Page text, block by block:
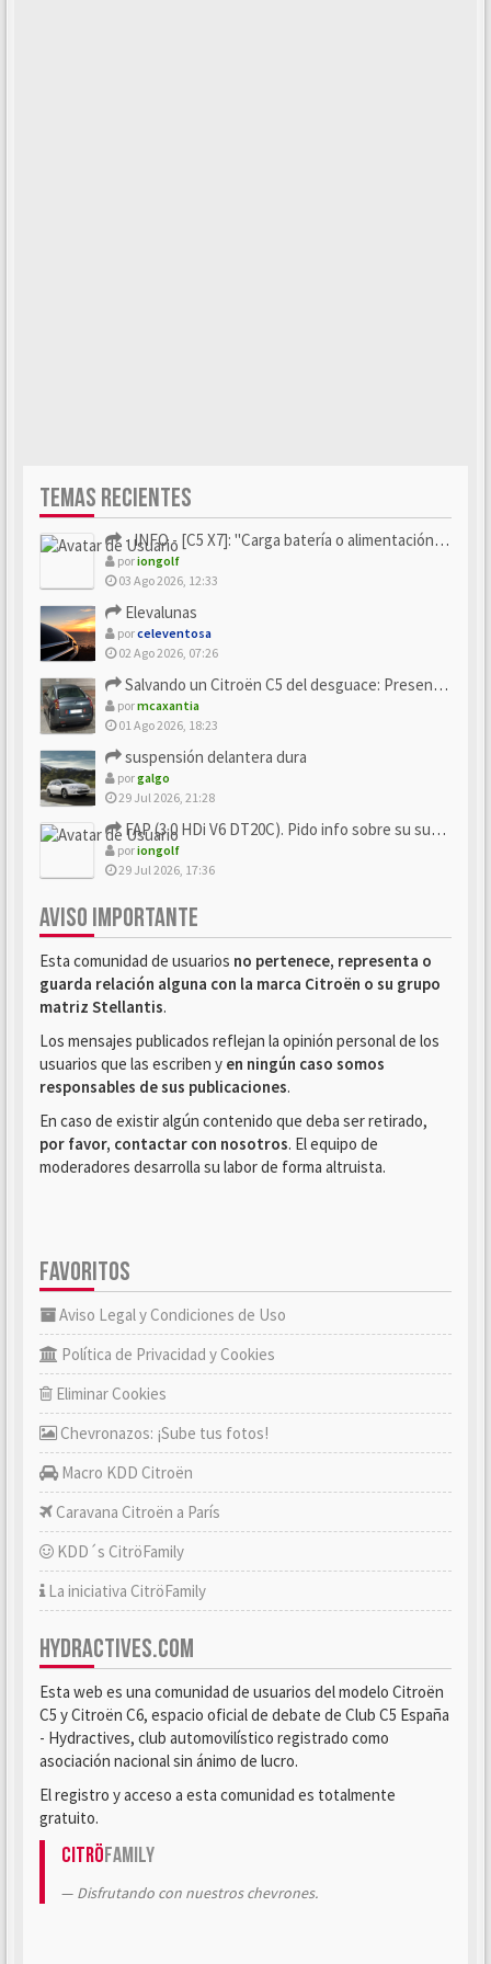
TEMAS RECIENTES
- INFO - [C5 X7]: "Carga batería o alimentación eléctri...
poriongolf
03 Ago 2026, 12:33
Elevalunas
porceleventosa
02 Ago 2026, 07:26
Salvando un Citroën C5 del desguace: Presentación y seguimiento
pormcaxantia
01 Ago 2026, 18:23
suspensión delantera dura
porgalgo
29 Jul 2026, 21:28
FAP (3.0 HDi V6 DT20C). Pido info sobre su sustitución
poriongolf
29 Jul 2026, 17:36
AVISO IMPORTANTE
Esta comunidad de usuarios no pertenece, representa o
guarda relación alguna con la marca Citroën o su grupo
matriz Stellantis.
Los mensajes publicados reflejan la opinión personal de los
usuarios que las escriben y en ningún caso somos
responsables de sus publicaciones.
En caso de existir algún contenido que deba ser retirado,
por favor, contactar con nosotros. El equipo de
moderadores desarrolla su labor de forma altruista.
FAVORITOS
Aviso Legal y Condiciones de Uso
Política de Privacidad y Cookies
Eliminar Cookies
Chevronazos: ¡Sube tus fotos!
Macro KDD Citroën
Caravana Citroën a París
KDD´s CitröFamily
La iniciativa CitröFamily
HYDRACTIVES.COM
Esta web es una comunidad de usuarios del modelo Citroën
C5 y Citroën C6, espacio oficial de debate de Club C5 España
- Hydractives, club automovilístico registrado como
asociación nacional sin ánimo de lucro.
El registro y acceso a esta comunidad es totalmente
gratuito.
CitröFamily
Disfrutando con nuestros chevrones.